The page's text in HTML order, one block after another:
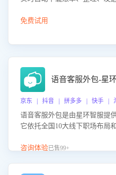
免费试用
语音客服外包-星
京东 | 抖音 | 拼多多 | 快手 |
语音客服外包是由星环智服提
它依托全国10大线下职场布局
客服团队和智能工具提升语音
咨询体验已售99+